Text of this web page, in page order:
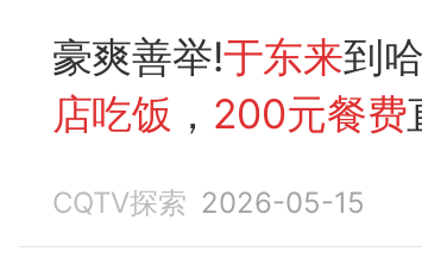
豪爽善举!于东来到
店吃饭 ， 200元餐费
CQTV探索 2026-05-15